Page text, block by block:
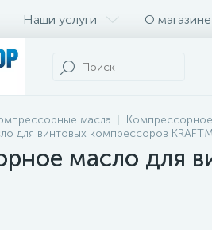
Наши услуги О магазине
масла
для винтовых компрессоров
масло для